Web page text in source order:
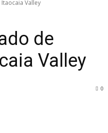
Valley
de
Valley
0